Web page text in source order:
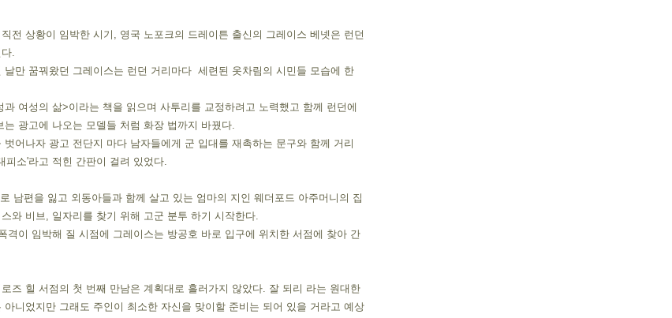
전 상황이 임박한 시기, 영국 노포크의 드레이튼 출신의 그레이스 베넷은 런던
.
날만 꿈꿔왔던 그레이스는 런던 거리마다  세련된 옷차림의 시민들 모습에 한
과 여성의 삶>이라는 책을 읽으며 사투리를 교정하려고 노력했고 함께 런던에
는 광고에 나오는 모델들 처럼 화장 법까지 바꿨다.
벗어나자 광고 전단지 마다 남자들에게 군 입대를 재촉하는 문구와 함께 거리
피소'라고 적힌 간판이 걸려 있었다.
와 비브, 일자리를 찾기 위해 고군 분투 하기 시작한다.
즈 힐 서점의 첫 번째 만남은 계획대로 흘러가지 않았다. 잘 되리 라는 원대한
아니었지만 그래도 주인이 최소한 자신을 맞이할 준비는 되어 있을 거라고 예상